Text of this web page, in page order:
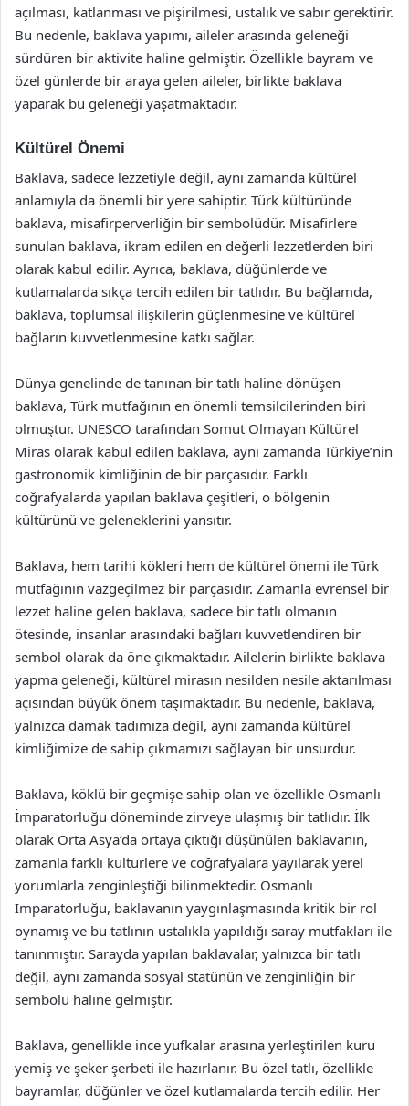
açılması, katlanması ve pişirilmesi, ustalık ve sabır gerektirir.
Bu nedenle, baklava yapımı, aileler arasında geleneği
sürdüren bir aktivite haline gelmiştir. Özellikle bayram ve
özel günlerde bir araya gelen aileler, birlikte baklava
yaparak bu geleneği yaşatmaktadır.
Kültürel Önemi
Baklava, sadece lezzetiyle değil, aynı zamanda kültürel
anlamıyla da önemli bir yere sahiptir. Türk kültüründe
baklava, misafirperverliğin bir sembolüdür. Misafirlere
sunulan baklava, ikram edilen en değerli lezzetlerden biri
olarak kabul edilir. Ayrıca, baklava, düğünlerde ve
kutlamalarda sıkça tercih edilen bir tatlıdır. Bu bağlamda,
baklava, toplumsal ilişkilerin güçlenmesine ve kültürel
bağların kuvvetlenmesine katkı sağlar.
Dünya genelinde de tanınan bir tatlı haline dönüşen
baklava, Türk mutfağının en önemli temsilcilerinden biri
olmuştur. UNESCO tarafından Somut Olmayan Kültürel
Miras olarak kabul edilen baklava, aynı zamanda Türkiye’nin
gastronomik kimliğinin de bir parçasıdır. Farklı
coğrafyalarda yapılan baklava çeşitleri, o bölgenin
kültürünü ve geleneklerini yansıtır.
Baklava, hem tarihi kökleri hem de kültürel önemi ile Türk
mutfağının vazgeçilmez bir parçasıdır. Zamanla evrensel bir
lezzet haline gelen baklava, sadece bir tatlı olmanın
ötesinde, insanlar arasındaki bağları kuvvetlendiren bir
sembol olarak da öne çıkmaktadır. Ailelerin birlikte baklava
yapma geleneği, kültürel mirasın nesilden nesile aktarılması
açısından büyük önem taşımaktadır. Bu nedenle, baklava,
yalnızca damak tadımıza değil, aynı zamanda kültürel
kimliğimize de sahip çıkmamızı sağlayan bir unsurdur.
Baklava, köklü bir geçmişe sahip olan ve özellikle Osmanlı
İmparatorluğu döneminde zirveye ulaşmış bir tatlıdır. İlk
olarak Orta Asya’da ortaya çıktığı düşünülen baklavanın,
zamanla farklı kültürlere ve coğrafyalara yayılarak yerel
yorumlarla zenginleştiği bilinmektedir. Osmanlı
İmparatorluğu, baklavanın yaygınlaşmasında kritik bir rol
oynamış ve bu tatlının ustalıkla yapıldığı saray mutfakları ile
tanınmıştır. Sarayda yapılan baklavalar, yalnızca bir tatlı
değil, aynı zamanda sosyal statünün ve zenginliğin bir
sembolü haline gelmiştir.
Baklava, genellikle ince yufkalar arasına yerleştirilen kuru
yemiş ve şeker şerbeti ile hazırlanır. Bu özel tatlı, özellikle
bayramlar, düğünler ve özel kutlamalarda tercih edilir. Her